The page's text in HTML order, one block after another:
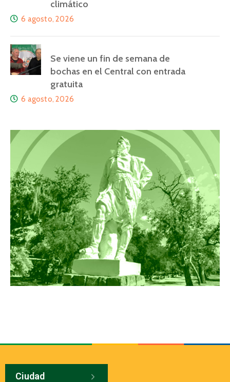
climático
6 agosto, 2026
Se viene un fin de semana de
bochas en el Central con entrada
gratuita
6 agosto, 2026
Ciudad